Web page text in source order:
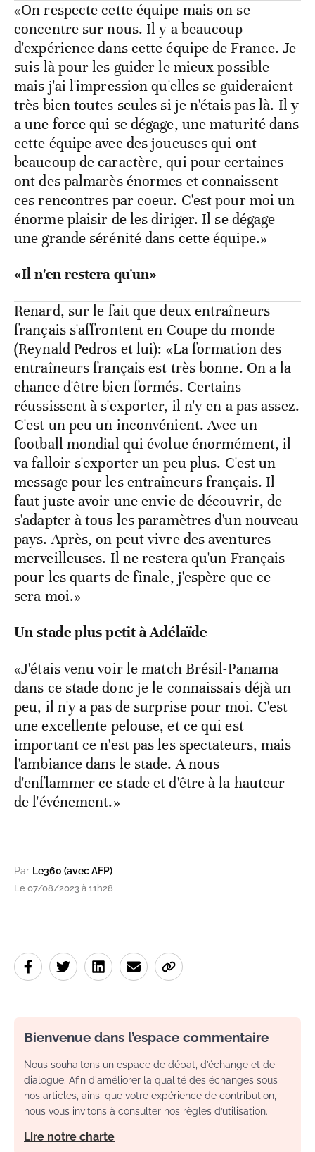
«On respecte cette équipe mais on se
concentre sur nous. Il y a beaucoup
d'expérience dans cette équipe de France. Je
suis là pour les guider le mieux possible
mais j'ai l'impression qu'elles se guideraient
très bien toutes seules si je n'étais pas là. Il y
a une force qui se dégage, une maturité dans
cette équipe avec des joueuses qui ont
beaucoup de caractère, qui pour certaines
ont des palmarès énormes et connaissent
ces rencontres par coeur. C'est pour moi un
énorme plaisir de les diriger. Il se dégage
une grande sérénité dans cette équipe.»
«Il n'en restera qu'un»
Renard, sur le fait que deux entraîneurs
français s'affrontent en Coupe du monde
(Reynald Pedros et lui): «La formation des
entraîneurs français est très bonne. On a la
chance d'être bien formés. Certains
réussissent à s'exporter, il n'y en a pas assez.
C'est un peu un inconvénient. Avec un
football mondial qui évolue énormément, il
va falloir s'exporter un peu plus. C'est un
message pour les entraîneurs français. Il
faut juste avoir une envie de découvrir, de
s'adapter à tous les paramètres d'un nouveau
pays. Après, on peut vivre des aventures
merveilleuses. Il ne restera qu'un Français
pour les quarts de finale, j'espère que ce
sera moi.»
Un stade plus petit à Adélaïde
«J'étais venu voir le match Brésil-Panama
dans ce stade donc je le connaissais déjà un
peu, il n'y a pas de surprise pour moi. C'est
une excellente pelouse, et ce qui est
important ce n'est pas les spectateurs, mais
l'ambiance dans le stade. A nous
d'enflammer ce stade et d'être à la hauteur
de l'événement.»
Par Le360 (avec AFP)
Le 07/08/2023 à 11h28
Bienvenue dans l’espace commentaire
Nous souhaitons un espace de débat, d’échange et de
dialogue. Afin d'améliorer la qualité des échanges sous
nos articles, ainsi que votre expérience de contribution,
nous vous invitons à consulter nos règles d’utilisation.
Lire notre charte